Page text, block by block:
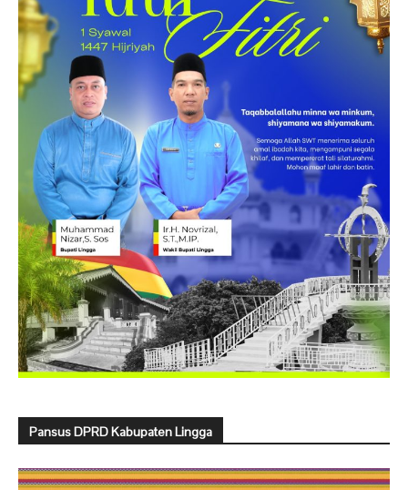
Pansus DPRD Kabupaten Lingga